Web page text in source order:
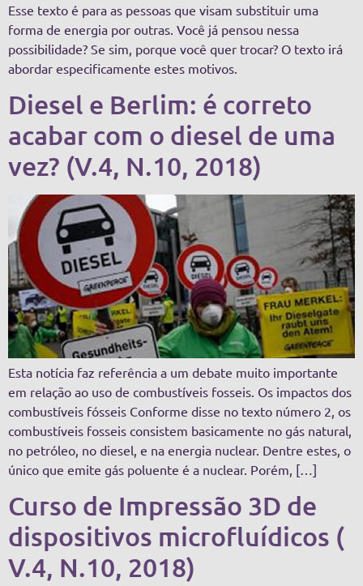
Esse texto é para as pessoas que visam substituir uma
forma de energia por outras. Você já pensou nessa
possibilidade? Se sim, porque você quer trocar? O texto irá
abordar especificamente estes motivos.
Diesel e Berlim: é correto
acabar com o diesel de uma
vez? (V.4, N.10, 2018)
Esta notícia faz referência a um debate muito importante
em relação ao uso de combustíveis fosseis. Os impactos dos
combustíveis fósseis Conforme disse no texto número 2, os
combustíveis fosseis consistem basicamente no gás natural,
no petróleo, no diesel, e na energia nuclear. Dentre estes, o
único que emite gás poluente é a nuclear. Porém, […]
Curso de Impressão 3D de
dispositivos microfluídicos (
V.4, N.10, 2018)